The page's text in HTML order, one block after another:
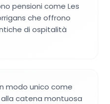
pensioni come Les
che offrono
di ospitalità
modo unico come
catena montuosa